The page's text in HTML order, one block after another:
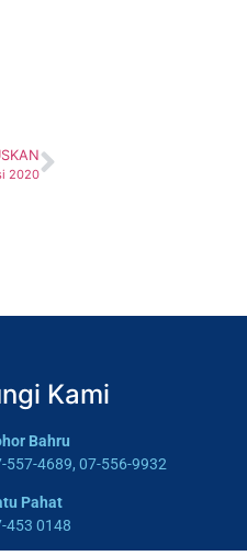
2020
Kami
Bahru
557-4689, 07-556-9932
Pahat
453 0148